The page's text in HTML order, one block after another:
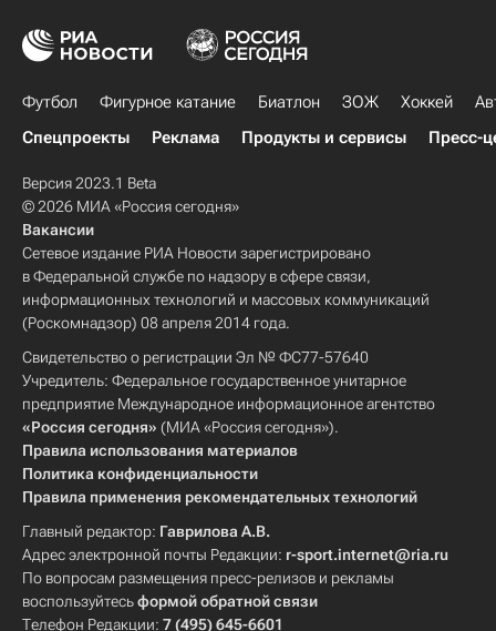
Футбол Фигурное катание Биатлон ЗОЖ Хоккей
Спецпроекты
Реклама Продукты и сервисы Пресс-
Версия 2023.1 Beta
© 2026 МИА «Россия сегодня»
Вакансии
Сетевое издание РИА Новости зарегистрировано
в Федеральной службе по надзору в сфере связи,
информационных технологий и массовых коммуникаций
(Роскомнадзор) 08 апреля 2014 года.
Свидетельство о регистрации Эл № ФС77-57640
Учредитель: Федеральное государственное унитарное
предприятие Международное информационное агентство
«Россия сегодня» (МИА «Россия сегодня»).
Правила использования материалов
Политика конфиденциальности
Правила применения рекомендательных технологий
Главный редактор: Гаврилова А.В.
Адрес электронной почты Редакции: r-sport.internet@ria.ru
По вопросам размещения пресс-релизов и рекламы
воспользуйтесьформой обратной связи
Телефон Редакции: 7 (495) 645-6601